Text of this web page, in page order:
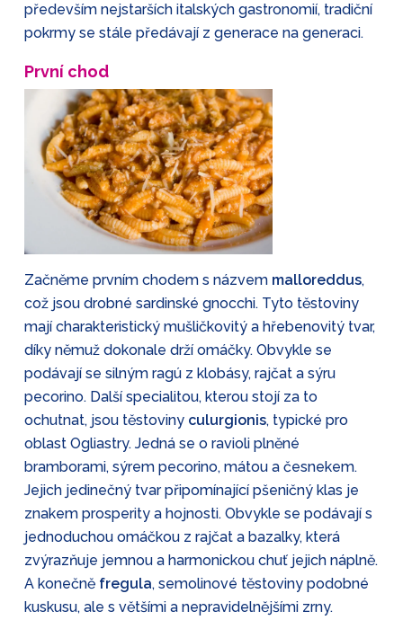
především nejstarších italských gastronomií, tradiční
pokrmy se stále předávají z generace na generaci.
První chod
Začněme prvním chodem s názvem malloreddus,
což jsou drobné sardinské gnocchi. Tyto těstoviny
mají charakteristický mušličkovitý a hřebenovitý tvar,
díky němuž dokonale drží omáčky. Obvykle se
podávají se silným ragú z klobásy, rajčat a sýru
pecorino. Další specialitou, kterou stojí za to
ochutnat, jsou těstoviny culurgionis, typické pro
oblast Ogliastry. Jedná se o ravioli plněné
bramborami, sýrem pecorino, mátou a česnekem.
Jejich jedinečný tvar připomínající pšeničný klas je
znakem prosperity a hojnosti. Obvykle se podávají s
jednoduchou omáčkou z rajčat a bazalky, která
zvýrazňuje jemnou a harmonickou chuť jejich náplně.
A konečně fregula, semolinové těstoviny podobné
kuskusu, ale s většími a nepravidelnějšími zrny.